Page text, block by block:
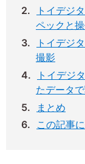
トイデジ
ペックと
トイデジ
撮影
トイデジ
たデータ
まとめ
この記事